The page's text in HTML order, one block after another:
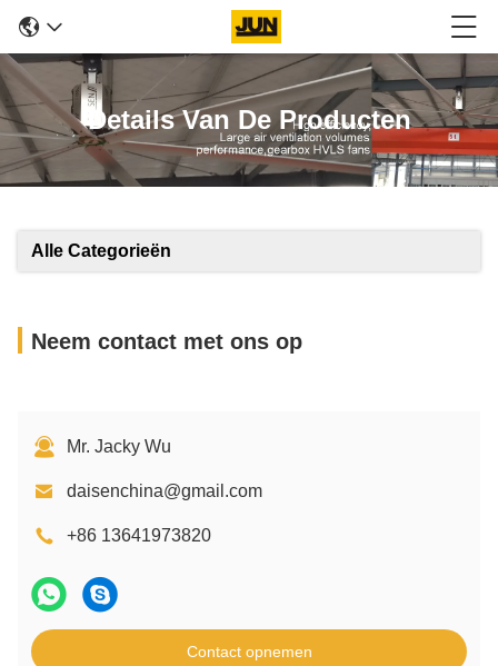
Details Van De Producten
Alle Categorieën
Neem contact met ons op
Mr. Jacky Wu
daisenchina@gmail.com
+86 13641973820
Contact opnemen